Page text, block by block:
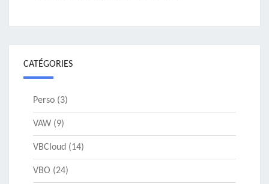
CATÉGORIES
Perso (3)
VAW (9)
VBCloud (14)
VBO (24)